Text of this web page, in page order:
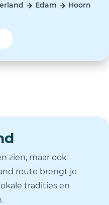
Edam Hoorn
zien, maar ook
route brengt je
tradities en